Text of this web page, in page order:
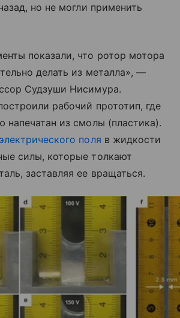
но не могли применить
показали, что ротор мотора
делать из металла», —
Судзуши Нисимура.
рабочий прототип, где
напечатан из смолы (пластика).
электрического поля в жидкости
силы, которые толкают
заставляя ее вращаться.